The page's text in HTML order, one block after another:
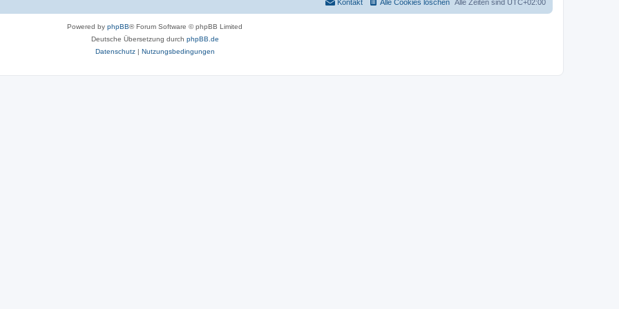
Alle Zeiten sind UTC+02:00
Alle Cookies löschen
Kontakt
Powered by phpBB® Forum Software © phpBB Limited
Deutsche Übersetzung durch phpBB.de
Datenschutz| Nutzungsbedingungen